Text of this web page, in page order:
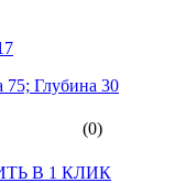
Глубина 30
(0)
В 1 КЛИК